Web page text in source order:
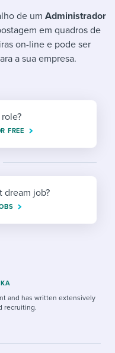
with others
pipelines
attracting people
processes
templates
templates
ABOUT...
a job
customer stories
Workable
Start a free trial
de um Administrador
em quadros de
on-line e pode ser
a sua empresa.
FREE
dream job?
and has written extensively
recruiting.